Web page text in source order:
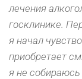
лечения
госклинике.
я начал
приобретает
я не собираюсь